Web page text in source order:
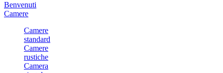
Benvenuti
Camere
Camere
standard
Camere
rustiche
Camera